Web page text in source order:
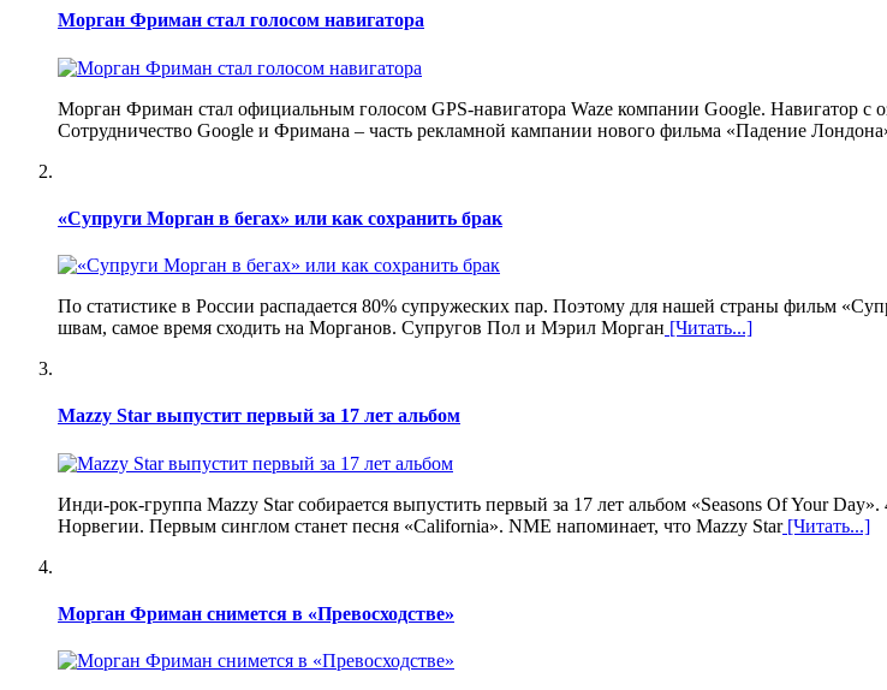
Морган Фриман стал голосом навигатора
Морган Фриман стал официальным голосом GPS-навигатора Waze компании Google. Навигатор с
Сотрудничество Google и Фримана – часть рекламной кампании нового фильма «Падение
«Супруги Морган в бегах» или как сохранить брак
По статистике в России распадается 80% супружеских пар. Поэтому для нашей страны фильм
швам, самое время сходить на Морганов. Супругов Пол и Мэрил Морган [Читать...]
Mazzy Star выпустит первый за 17 лет альбом
Инди-рок-группа Mazzy Star собирается выпустить первый за 17 лет альбом «Seasons Of Your
Норвегии. Первым синглом станет песня «California». NME напоминает, что Mazzy Star[Читать...]
Морган Фриман снимется в «Превосходстве»